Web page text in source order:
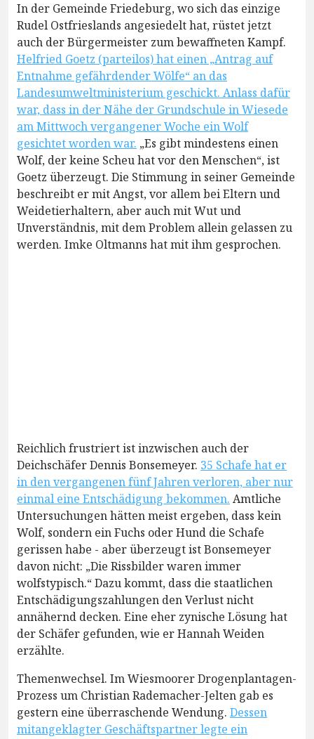
In der Gemeinde Friedeburg, wo sich das einzige
Rudel Ostfrieslands angesiedelt hat, rüstet jetzt
auch der Bürgermeister zum bewaffneten Kampf.
Helfried Goetz (parteilos) hat einen „Antrag auf
Entnahme gefährdender Wölfe“ an das
Landesumweltministerium geschickt. Anlass dafür
war, dass in der Nähe der Grundschule in Wiesede
am Mittwoch vergangener Woche ein Wolf
gesichtet worden war. „Es gibt mindestens einen
Wolf, der keine Scheu hat vor den Menschen“, ist
Goetz überzeugt. Die Stimmung in seiner Gemeinde
beschreibt er mit Angst, vor allem bei Eltern und
Weidetierhaltern, aber auch mit Wut und
Unverständnis, mit dem Problem allein gelassen zu
werden. Imke Oltmanns hat mit ihm gesprochen.
Reichlich frustriert ist inzwischen auch der
Deichschäfer Dennis Bonsemeyer. 35 Schafe hat er
in den vergangenen fünf Jahren verloren, aber nur
einmal eine Entschädigung bekommen. Amtliche
Untersuchungen hätten meist ergeben, dass kein
Wolf, sondern ein Fuchs oder Hund die Schafe
gerissen habe - aber überzeugt ist Bonsemeyer
davon nicht: „Die Rissbilder waren immer
wolfstypisch.“ Dazu kommt, dass die staatlichen
Entschädigungszahlungen den Verlust nicht
annähernd decken. Eine eher zynische Lösung hat
der Schäfer gefunden, wie er Hannah Weiden
erzählte.
Themenwechsel. Im Wiesmoorer Drogenplantagen-
Prozess um Christian Rademacher-Jelten gab es
gestern eine überraschende Wendung. Dessen
mitangeklagter Geschäftspartner legte ein